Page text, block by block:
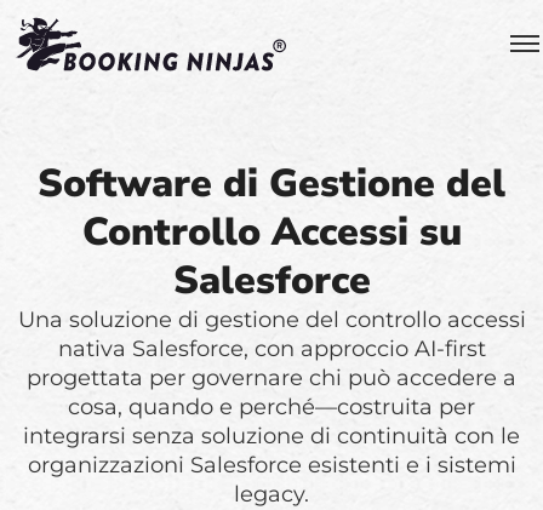
Software di Gestione del
Controllo Accessi su
Salesforce
Una soluzione di gestione del controllo accessi
nativa Salesforce, con approccio AI-first
progettata per governare chi può accedere a
cosa, quando e perché—costruita per
integrarsi senza soluzione di continuità con le
organizzazioni Salesforce esistenti e i sistemi
legacy.